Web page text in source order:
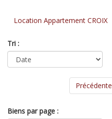
Location Appartement CROIX
Tri :
Précédente
Biens par page :